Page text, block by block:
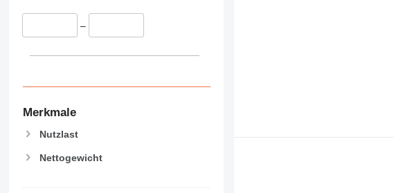
–
Merkmale
Nutzlast
Nettogewicht